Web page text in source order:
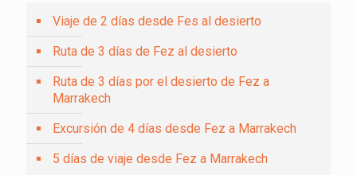
Viaje de 2 días desde Fes al desierto
Ruta de 3 días de Fez al desierto
Ruta de 3 días por el desierto de Fez a
Marrakech
Excursión de 4 días desde Fez a Marrakech
5 días de viaje desde Fez a Marrakech